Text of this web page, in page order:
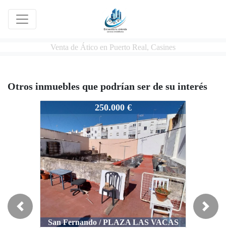
Venta de Ático en Puerto Real, Casines
Otros inmuebles que podrían ser de su interés
250.000 €
San Fernando / PLAZA LAS VACAS
Previous Next